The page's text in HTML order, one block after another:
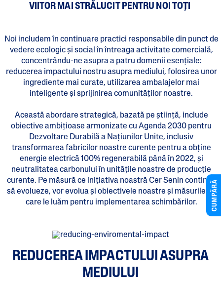
VIITOR MAI STRĂLUCIT PENTRU NOI TOȚI
Noi includem în continuare practici responsabile din punct de
vedere ecologic și social în întreaga activitate comercială,
concentrându-ne asupra a patru domenii esențiale:
reducerea impactului nostru asupra mediului, folosirea unor
ingrediente mai curate, utilizarea ambalajelor mai
inteligente și sprijinirea comunităților noastre.
Această abordare strategică, bazată pe știință, include
obiective ambițioase armonizate cu Agenda 2030 pentru
Dezvoltare Durabilă a Națiunilor Unite, inclusiv
transformarea fabricilor noastre curente pentru a obține
energie electrică 100% regenerabilă până în 2022, și
neutralitatea carbonului în unitățile noastre de producție
curente. Pe măsură ce inițiativa noastră Cer Senin continuă
să evolueze, vor evolua și obiectivele noastre și măsurile pe
care le luăm pentru implementarea schimbărilor.
REDUCEREA IMPACTULUI ASUPRA
MEDIULUI
CUMPĂRĂ